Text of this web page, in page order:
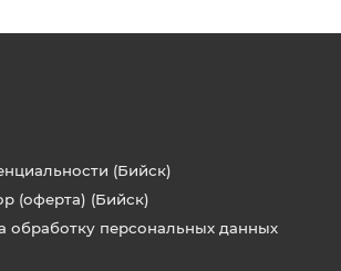
(Бийск)
(оферта) (Бийск)
обработку персональных данных